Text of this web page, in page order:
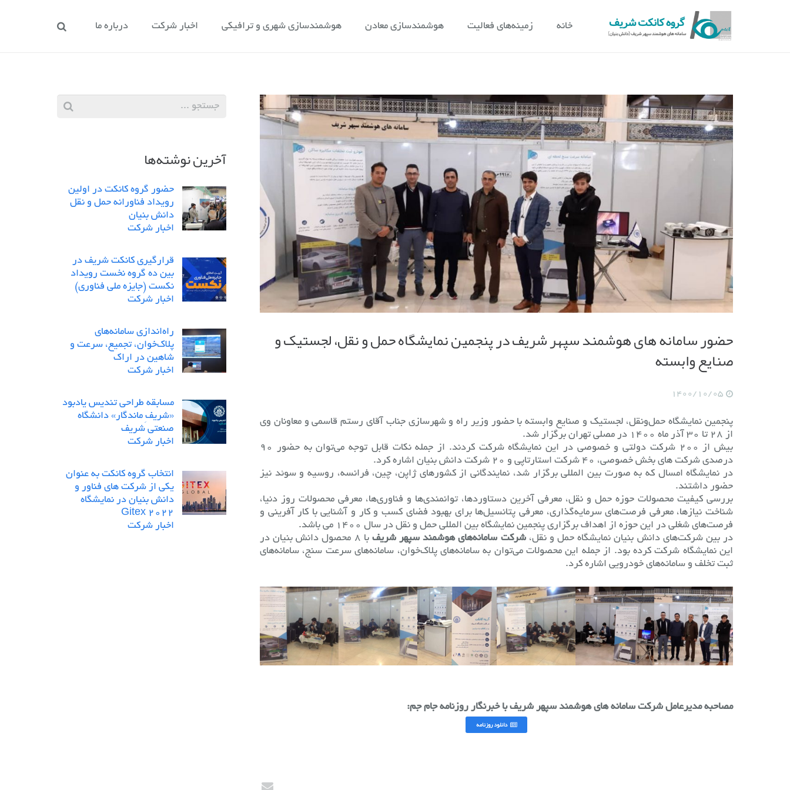
خانه زمینه‌های فعالیت هوشمندسازی معادن هوشمندسازی شهری و ترافیکی اخبار شرکت درباره ما
حضور سامانه های هوشمند سپهر شریف در پنجمین نمایشگاه حمل و نقل، لجستیک و
صنایع وابسته
1400/10/05
پنجمین نمایشگاه حمل‌و‌نقل، لجستیک و صنایع وابسته با حضور وزیر راه و شهرسازی جناب آقای رستم قاسمی و معاونان وی
از ۲۸ تا ۳۰ آذر ماه ۱۴۰۰ در مصلی تهران برگزار شد.
بیش از ۲۰۰ شرکت دولتی و خصوصی در این نمایشگاه شرکت کردند. از جمله نکات قابل توجه می‌توان به حضور ۹۰
درصدی شرکت‌ های بخش خصوصی، ۴۰ شرکت استارتاپی و ۲۰ شرکت دانش‌ بنیان اشاره کرد.
در نمایشگاه امسال که به صورت بین‌ المللی برگزار شد، نمایندگانی از کشورهای ژاپن، چین، فرانسه، روسیه و سوئد نیز
حضور داشتند.
بررسی کیفیت محصولات حوزه حمل و نقل، معرفی آخرین دستاوردها، توانمندی‌ها و فناوری‌ها، معرفی محصولات روز دنیا،
شناخت نیازها، معرفی فرصت‌‌های سرمایه‌‌گذاری، معرفی پتانسیل‌ها برای بهبود فضای کسب و کار و آشنایی با کار آفرینی و
فرصت‌های شغلی در این حوزه از اهداف‌ برگزاری پنجمین نمایشگاه بین‌ المللی حمل و نقل در سال ۱۴۰۰ می‌ باشد.
در بین شرکت‌های دانش بنیان نمایشگاه حمل و نقل،شرکت سامانه‌های هوشمند سپهر شریف
با ۸ محصول دانش بنیان در
این نمایشگاه شرکت کرده بود. از جمله این محصولات می‌توان به سامانه‌های پلاک‌خوان، سامانه‌های سرعت سنج، سامانه‌های
ثبت تخلف و سامانه‌های خودرویی اشاره کرد.
مصاحبه مدیرعامل شرکت سامانه های هوشمند سپهر شریف با خبرنگار روزنامه جام جم:
دانلود روزنامه
آخرین نوشته‌ها
حضور گروه کانکت در اولین
رویداد فناورانه حمل و نقل
دانش بنیان
اخبار شرکت
قرارگیری کانکت شریف در
بین ده گروه نخست رویداد
نکست (جایزه ملی فناوری)
اخبار شرکت
راه‌اندازی سامانه‌های
پلاک‌خوان، تجمیع، سرعت و
شاهین در اراک
اخبار شرکت
مسابقه طراحی تندیس یادبود
«شریفِ ماندگار» دانشگاه
صنعتی شریف
اخبار شرکت
انتخاب گروه کانکت به عنوان
یکی از شرکت های فناور و
دانش بنیان در نمایشگاه
Gitex 2022
اخبار شرکت